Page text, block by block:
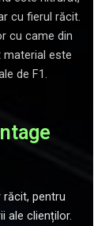
cu fierul răcit.
cu came din
este
de F1.
pentru
ale clienților.